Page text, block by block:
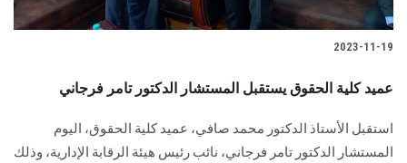
2023-11-19
عميد كلية الحقوق يستقبل المستشار الدكتور تامر فرجاني
استقبل الأستاذ الدكتور محمد صافي، عميد كلية الحقوق، اليوم
المستشار الدكتور تامر فرجاني، نائب رئيس هيئة الرقابة الإدارية، وذلك